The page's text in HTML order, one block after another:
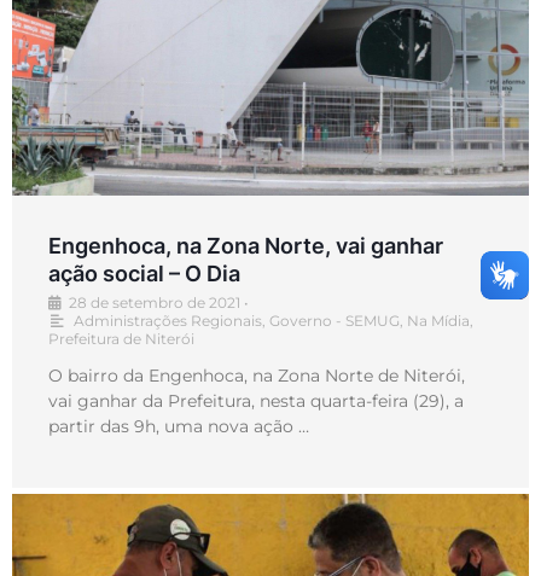
Engenhoca, na Zona Norte, vai ganhar
ação social – O Dia
28 de setembro de 2021 •
Administrações Regionais Governo - SEMUG Na Mídia
Prefeitura de Niterói
O bairro da Engenhoca, na Zona Norte de Niterói,
vai ganhar da Prefeitura, nesta quarta-feira (29), a
partir das 9h, uma nova ação …